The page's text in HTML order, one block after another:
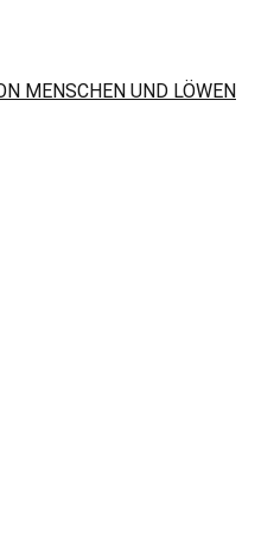
MENSCHEN UND LÖWEN